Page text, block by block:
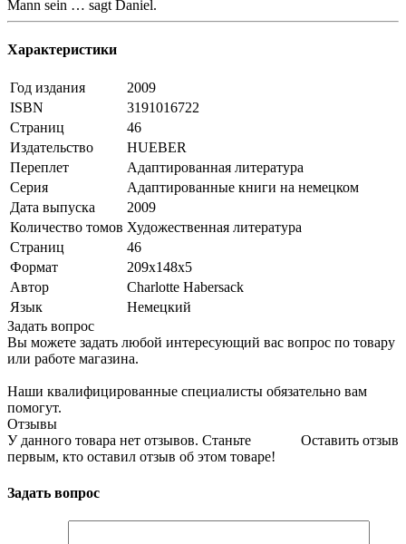
Mann sein … sagt Daniel.
Характеристики
Год издания
2009
ISBN
3191016722
Страниц
46
Издательство
HUEBER
Переплет
Адаптированная литература
Серия
Адаптированные книги на немецком
Дата выпуска
2009
Количество томов Художественная литература
Страниц
46
Формат
209x148x5
Автор
Charlotte Habersack
Язык
Немецкий
Задать вопрос
Вы можете задать любой интересующий вас вопрос по товару
или работе магазина.
Наши квалифицированные специалисты обязательно вам
помогут.
Отзывы
Оставить отзыв
У данного товара нет отзывов. Станьте
первым, кто оставил отзыв об этом товаре!
Задать вопрос